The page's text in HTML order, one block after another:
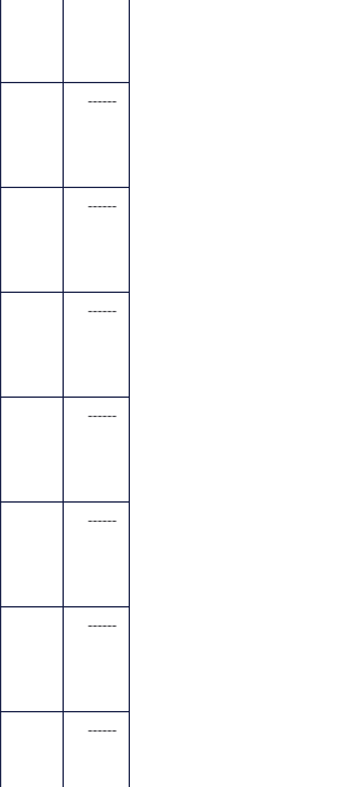
------
------
------
------
------
------
------